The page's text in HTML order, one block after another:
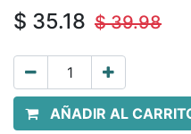
$ 35.18 $39.98
AÑADIR AL